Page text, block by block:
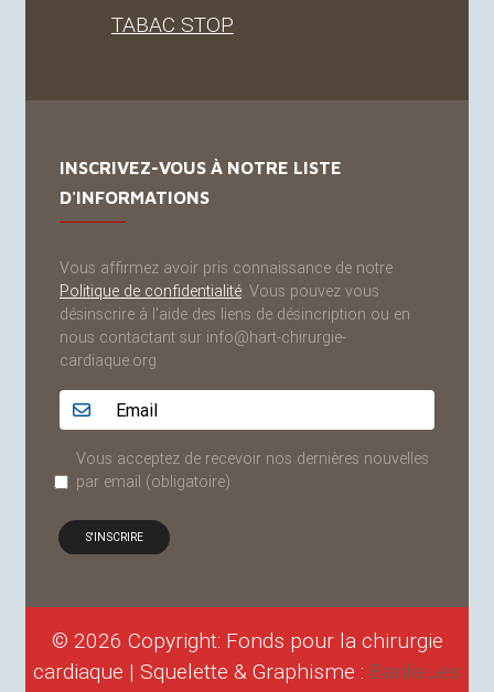
TABAC STOP
INSCRIVEZ-VOUS À NOTRE LISTE
D'INFORMATIONS
Vous affirmez avoir pris connaissance de notre
Politique de confidentialité. Vous pouvez vous
désinscrire à l'aide des liens de désincription ou en
nous contactant sur info@hart-chirurgie-
cardiaque.org
Adresse email...
Vous acceptez de recevoir nos dernières nouvelles
par email (obligatoire)
© 2026 Copyright: Fonds pour la chirurgie
cardiaque | Squelette & Graphisme : Banlieues